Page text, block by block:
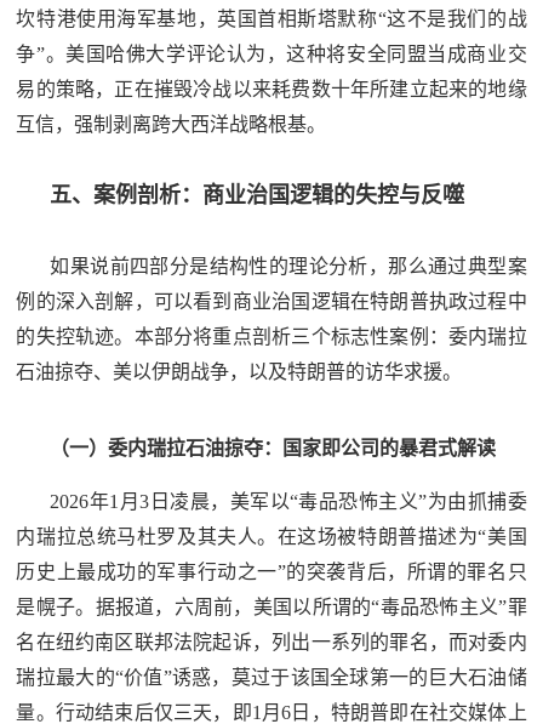
坎特港使用海军基地，英国首相斯塔默称“这不是我们的战
争”。美国哈佛大学评论认为，这种将安全同盟当成商业交
易的策略，正在摧毁冷战以来耗费数十年所建立起来的地缘
互信，强制剥离跨大西洋战略根基。
五、案例剖析：商业治国逻辑的失控与反噬
如果说前四部分是结构性的理论分析，那么通过典型案
例的深入剖解，可以看到商业治国逻辑在特朗普执政过程中
的失控轨迹。本部分将重点剖析三个标志性案例：委内瑞拉
石油掠夺、美以伊朗战争，以及特朗普的访华求援。
（一）委内瑞拉石油掠夺：国家即公司的暴君式解读
2026年1月3日凌晨，美军以“毒品恐怖主义”为由抓捕委
内瑞拉总统马杜罗及其夫人。在这场被特朗普描述为“美国
历史上最成功的军事行动之一”的突袭背后，所谓的罪名只
是幌子。据报道，六周前，美国以所谓的“毒品恐怖主义”罪
名在纽约南区联邦法院起诉，列出一系列的罪名，而对委内
瑞拉最大的“价值”诱惑，莫过于该国全球第一的巨大石油储
量。行动结束后仅三天，即1月6日，特朗普即在社交媒体上